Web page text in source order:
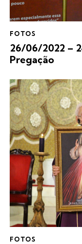
FOTOS
26/06/2022 –
Pregação
FOTOS